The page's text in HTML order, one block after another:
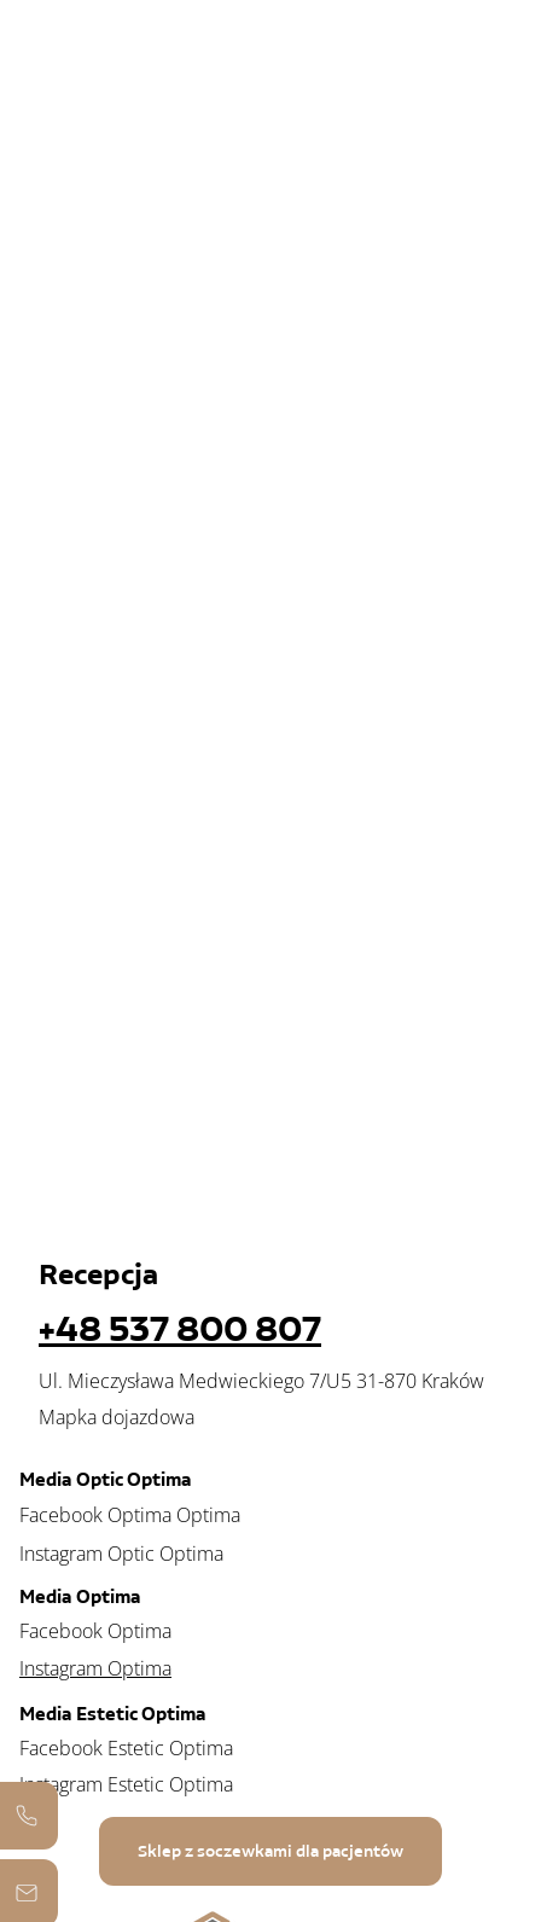
Recepcja
+48 537 800 807
Ul. Mieczysława Medwieckiego 7/U5 31-870 Kraków
Mapka dojazdowa
Media Optima
Facebook Optima
Instagram Optima
Media Optic Optima
Facebook Optima Optima
Instagram Optic Optima
Media Estetic Optima
Facebook Estetic Optima
Instagram Estetic Optima
Sklep z soczewkami dla pacjentów